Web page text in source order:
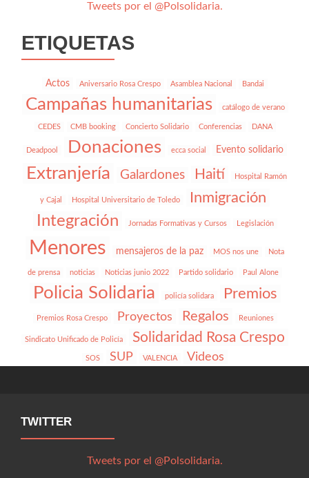
Tweets por el @Polsolidaria.
ETIQUETAS
Actos Aniversario Rosa Crespo Asamblea Nacional Bandai
Campañas humanitarias catálogo de verano
CEDES CMB booking Concierto Solidario Conferencias DANA
Deadpool Donaciones ecca social Evento solidario
Extranjería Galardones Haití Hospital Ramón
y Cajal Hospital Universitario de Toledo Inmigración
Integración Jornadas Formativas y Cursos Legislación
Menores mensajeros de la paz MOS nos une Nota
de prensa noticias Noticias junio 2022 Partido solidario Paul Alone
Policia Solidaria policía solidara Premios
Premios Rosa Crespo Proyectos Regalos Reuniones
Sindicato Unificado de Policía Solidaridad Rosa Crespo
SOS SUP VALENCIA Videos
TWITTER
Tweets por el @Polsolidaria.